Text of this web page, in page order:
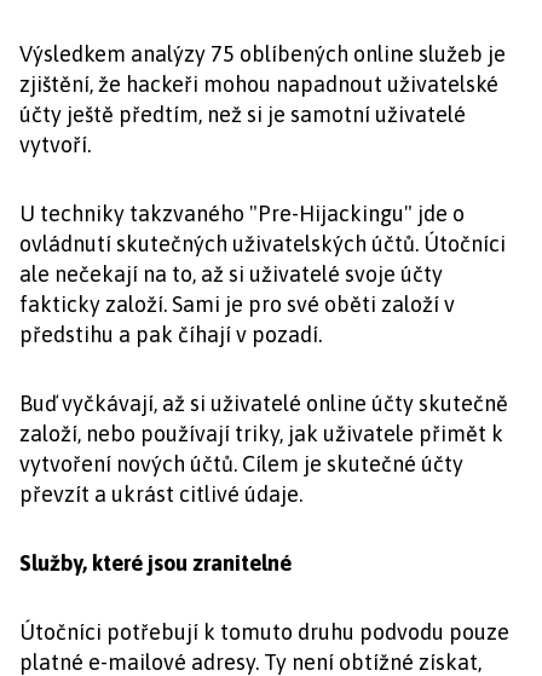
Výsledkem analýzy 75 oblíbených online služeb je
zjištění, že hackeři mohou napadnout uživatelské
účty ještě předtím, než si je samotní uživatelé
vytvoří.
U techniky takzvaného "Pre-Hijackingu" jde o
ovládnutí skutečných uživatelských účtů. Útočníci
ale nečekají na to, až si uživatelé svoje účty
fakticky založí. Sami je pro své oběti založí v
předstihu a pak číhají v pozadí.
Buď vyčkávají, až si uživatelé online účty skutečně
založí, nebo používají triky, jak uživatele přimět k
vytvoření nových účtů. Cílem je skutečné účty
převzít a ukrást citlivé údaje.
Služby, které jsou zranitelné
Útočníci potřebují k tomuto druhu podvodu pouze
platné e-mailové adresy. Ty není obtížné získat,